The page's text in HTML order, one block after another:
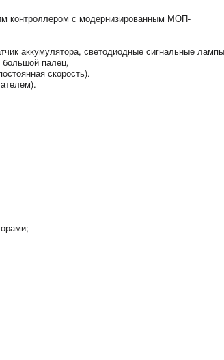
контроллером с модернизированным МОП-
аккумулятора, светодиодные сигнальные лампы
большой палец,
скорость).